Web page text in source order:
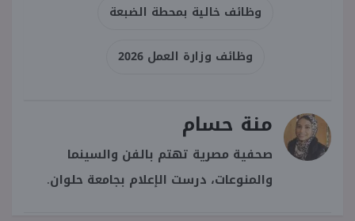
وظائف خالية بمحطة الضبعة
وظائف وزارة العمل 2026
منة حسام
صحفية مصرية تهتم بالفن والسينما
والمنوعات، درست الإعلام بجامعة حلوان.